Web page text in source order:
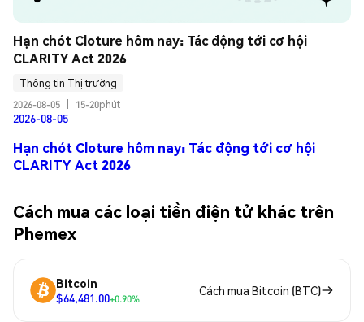
Hạn chót Cloture hôm nay: Tác động tới cơ hội
CLARITY Act 2026
Thông tin Thị trường
2026-08-05
15-20phút
2026-08-05
Hạn chót Cloture hôm nay: Tác động tới cơ hội
CLARITY Act 2026
Cách mua các loại tiền điện tử khác trên
Phemex
Bitcoin
$64,481.00+0.90%
Cách mua Bitcoin (BTC)